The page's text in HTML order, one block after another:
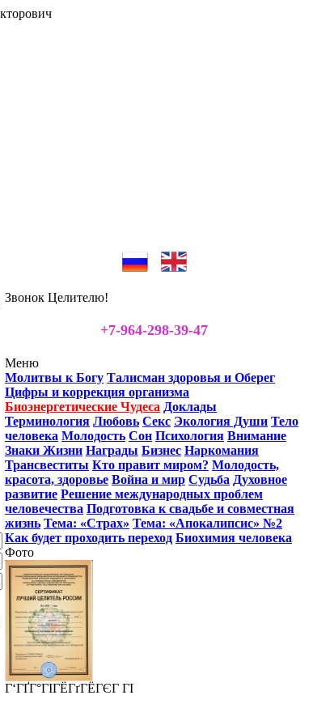
Звонок Целителю!
+7-964-298-39-47
Меню
Молитвы к Богу Талисман здоровья и Оберег
Цифры и коррекция организма
Биоэнергетические Чудеса Доклады
Терминология Любовь Секс Экология Души Тело
человека Молодость Сон Психология Внимание
Знаки Жизни Награды Бизнес Наркомания
Трансвеститы Кто правит миром? Молодость,
красота, здоровье Война и мир Судьба Духовное
развитие Решение международных проблем
человечества Подготовка к свадьбе и совместная
жизнь Тема: «Страх» Тема: «Апокалипсис» №2
Как будет проходить переход Биохимия человека
Фото
Г‘ГҐГ°ГІГЁГґГЁГЄГ ГІ